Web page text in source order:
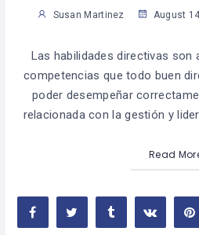
Susan Martinez August
Las habilidades directivas son
competencias que todo buen
poder desempeñar
relacionada con la gestión y
Read